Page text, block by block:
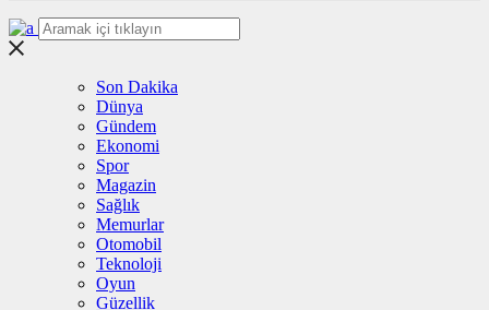
Son Dakika
Dünya
Gündem
Ekonomi
Spor
Magazin
Sağlık
Memurlar
Otomobil
Teknoloji
Oyun
Güzellik